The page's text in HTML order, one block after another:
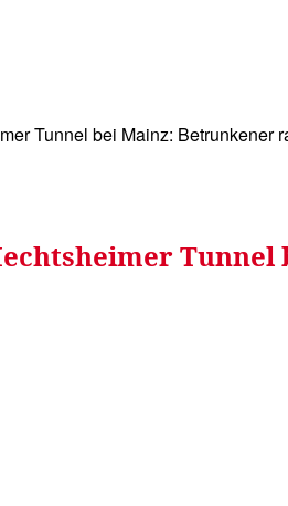
Tunnel bei Mainz: Betrunkener